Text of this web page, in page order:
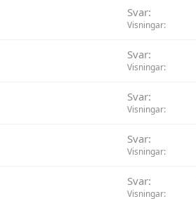
Svar
Visningar
Svar
Visningar
Svar
Visningar
Svar
Visningar
Svar
Visningar